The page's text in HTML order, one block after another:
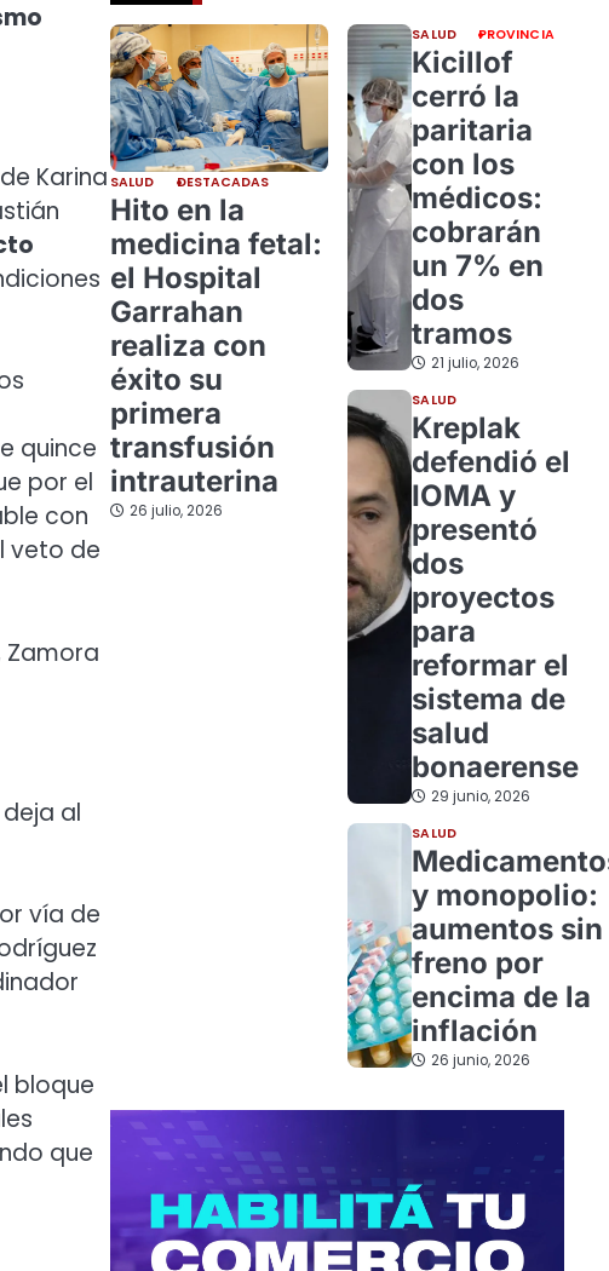
Karina
quince
por el
con
veto de
Zamora
al
vía de
bloque
que
SALUD DESTACADAS
Hito en la
medicina fetal:
el Hospital
Garrahan
realiza con
éxito su
primera
transfusión
intrauterina
26 julio, 2026
SALUD PROVINCIA
Kicillof
cerró la
paritaria
con los
médicos:
cobrarán
un 7% en
dos
tramos
21 julio, 2026
SALUD
Kreplak
defendió el
IOMA y
presentó
dos
proyectos
para
reformar el
sistema de
salud
bonaerense
29 junio, 2026
SALUD
y monopolio:
aumentos sin
freno por
encima de la
inflación
26 junio, 2026